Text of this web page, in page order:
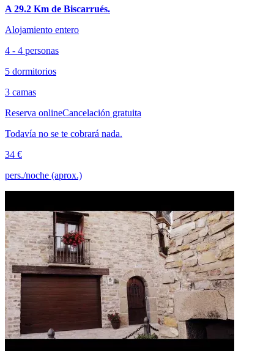
A 29.2 Km de Biscarrués.
Alojamiento entero
4 - 4 personas
5 dormitorios
3 camas
Reserva onlineCancelación gratuita
Todavía no se te cobrará nada.
34 €
pers./noche (aprox.)